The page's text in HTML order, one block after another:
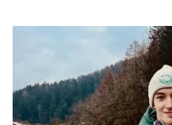
da je ta odločitev pogosto